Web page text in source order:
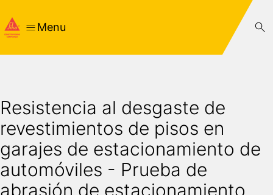
Menu
Resistencia al desgaste de
revestimientos de pisos en
garajes de estacionamiento de
automóviles - Prueba de
abrasión de estacionamiento